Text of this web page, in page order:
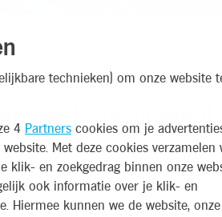
technieken) om onze website
4 Partners cookies om je
Met deze cookies verzamelen
klik- en zoekgedrag binnen onze
ook informatie over je klik- en
Hiermee kunnen we de website, onze